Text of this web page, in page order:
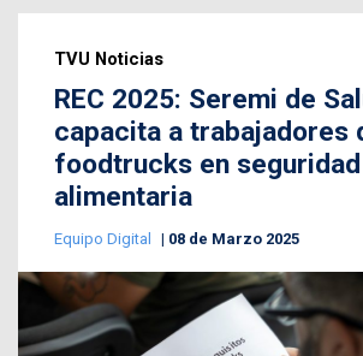
TVU Noticias
REC 2025: Seremi de
capacita a trabajadores
foodtrucks en seguridad
alimentaria
Equipo Digital 08 de Marzo 2025